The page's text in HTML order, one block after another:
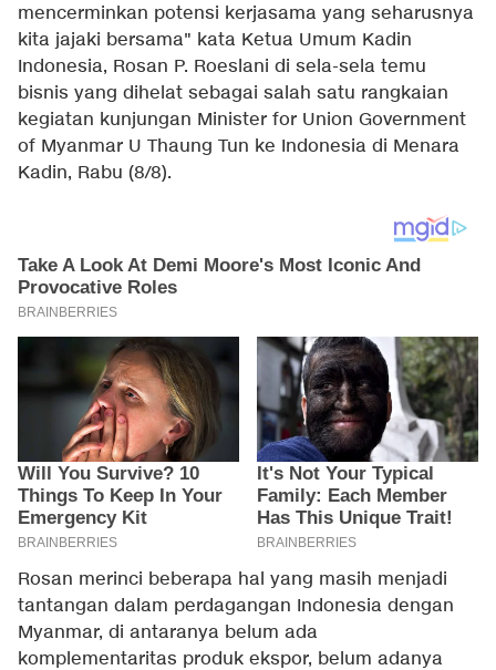
mencerminkan potensi kerjasama yang seharusnya
kita jajaki bersama" kata Ketua Umum Kadin
Indonesia, Rosan P. Roeslani di sela-sela temu
bisnis yang dihelat sebagai salah satu rangkaian
kegiatan kunjungan Minister for Union Government
of Myanmar U Thaung Tun ke Indonesia di Menara
Kadin, Rabu (8/8).
Rosan merinci beberapa hal yang masih menjadi
tantangan dalam perdagangan Indonesia dengan
Myanmar, di antaranya belum ada
komplementaritas produk ekspor, belum adanya